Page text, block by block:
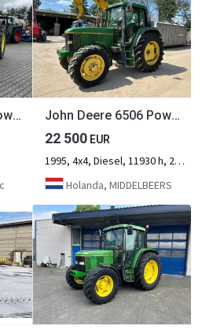
John Deere 7720 PowerQuad John Deere 6506 PowerQuad
22 500 EUR
1995, 4x4, Diesel, 11930 h, 2-eixo
Holanda, MIDDELBEERS